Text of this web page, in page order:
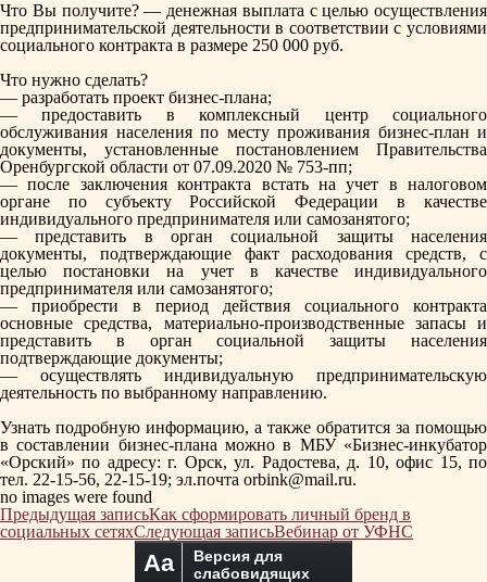
Что Вы получите? — денежная выплата с целью осуществления
предпринимательской деятельности в соответствии с условиями
социального контракта в размере 250 000 руб.
Что нужно сделать?
— разработать проект бизнес-плана;
— предоставить в комплексный центр социального
обслуживания населения по месту проживания бизнес-план и
документы, установленные постановлением Правительства
Оренбургской области от 07.09.2020 № 753-пп;
— после заключения контракта встать на учет в налоговом
органе по субъекту Российской Федерации в качестве
индивидуального предпринимателя или самозанятого;
— представить в орган социальной защиты населения
документы, подтверждающие факт расходования средств, с
целью постановки на учет в качестве индивидуального
предпринимателя или самозанятого;
— приобрести в период действия социального контракта
основные средства, материально-производственные запасы и
представить в орган социальной защиты населения
подтверждающие документы;
— осуществлять индивидуальную предпринимательскую
деятельность по выбранному направлению.
Узнать подробную информацию, а также обратится за помощью
в составлении бизнес-плана можно в МБУ «Бизнес-инкубатор
«Орский» по адресу: г. Орск, ул. Радостева, д. 10, офис 15, по
тел. 22-15-56, 22-15-19; эл.почта orbink@mail.ru.
no images were found
Навигация
по
Предыдущая записьКак сформировать личный бренд в
социальных сетяхСледующая записьВебинар от УФНС
Aa
Версия для
слабовидящих